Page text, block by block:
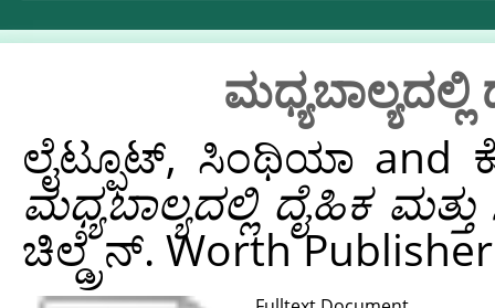
ಮಧ್ಯಬಾಲ್ಯದಲ್ಲಿ
ಲೈಟ್ಫೂಟ್, ಸಿಂಥಿಯಾ and
ಮಧ್ಯಬಾಲ್ಯದಲ್ಲಿ ದೈಹಿಕ ಮತ್ತು
ಚಿಲ್ಡ್ರೆನ್. Worth